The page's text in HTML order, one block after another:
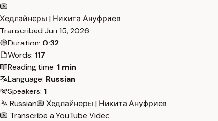
Хедлайнеры | Никита Ануфриев
Transcribed Jun 15, 2026
Duration: 0:32
Words: 117
Reading time: 1 min
Language: Russian
Speakers: 1
Russian
Хедлайнеры | Никита Ануфриев
Transcribe a YouTube Video